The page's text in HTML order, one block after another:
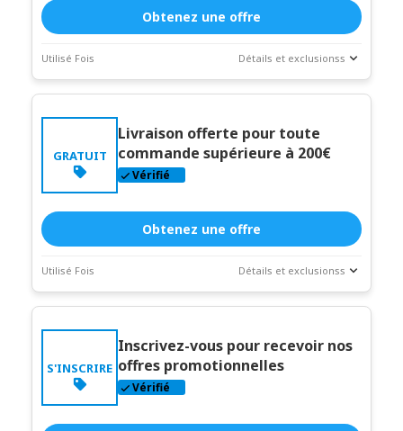
Obtenez une offre
Utilisé Fois Détails et exclusionss
Statistiques
transactions
31-2026
Description du coupon
GRATUIT
Livraison offerte pour toute
commande supérieure à 200€
Vérifié
Obtenez une offre
Utilisé Fois Détails et exclusionss
Statistiques
transactions
31-2026
Description du coupon
S'INSCRIRE
Inscrivez-vous pour recevoir nos
offres promotionnelles
Vérifié